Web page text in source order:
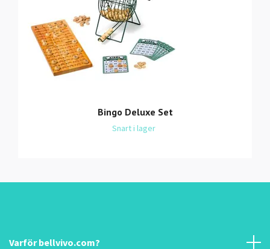
Bingo Deluxe Set
Snart i lager
Varför bellvivo.com?